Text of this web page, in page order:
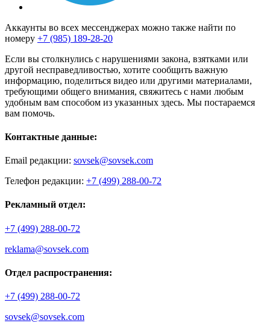
Аккаунты во всех мессенджерах можно также найти по
номеру +7 (985) 189-28-20
Если вы столкнулись с нарушениями закона, взятками или
другой несправедливостью, хотите сообщить важную
информацию, поделиться видео или другими материалами,
требующими общего внимания, свяжитесь с нами любым
удобным вам способом из указанных здесь. Мы постараемся
вам помочь.
Контактные данные:
Email редакции: sovsek@sovsek.com
Телефон редакции: +7 (499) 288-00-72
Рекламный отдел:
+7 (499) 288-00-72
reklama@sovsek.com
Отдел распространения:
+7 (499) 288-00-72
sovsek@sovsek.com